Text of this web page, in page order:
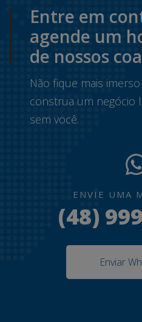
Entre em
agende um
de nossos
Não fique mais
construa um negócio
sem você.
ENVIE UMA
(48)
Enviar